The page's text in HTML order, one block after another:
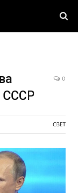
СССР
0
СВЕТ